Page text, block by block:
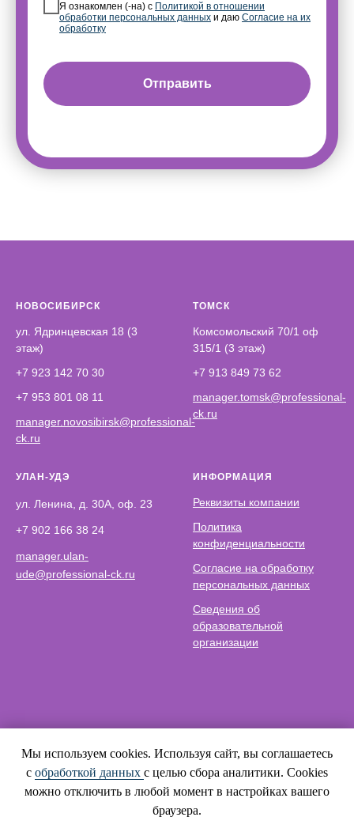
Мы используем cookies. Используя сайт, вы соглашаетесь
с обработкой данных с целью сбора аналитики. Cookies
можно отключить в любой момент в настройках вашего
браузера.
Я ознакомлен (-на) с Политикой в отношении
обработки персональных данных и даю Согласие на их
обработку
Отправить
НОВОСИБИРСК
ул. Ядринцевская 18 (3
этаж)
+7 923 142 70 30
+7 953 801 08 11
manager.novosibirsk@professional-
ck.ru
ТОМСК
Комсомольский 70/1 оф
315/1 (3 этаж)
+7 913 849 73 62
manager.tomsk@professional-
ck.ru
УЛАН-УДЭ
ул. Ленина, д. 30А, оф. 23
+7 902 166 38 24
manager.ulan-
ude@professional-ck.ru
ИНФОРМАЦИЯ
Реквизиты компании
Политика
конфиденциальности
Согласие на обработку
персональных данных
Сведения об
образовательной
организации
© ООО ЦК «Профессионал», 2025